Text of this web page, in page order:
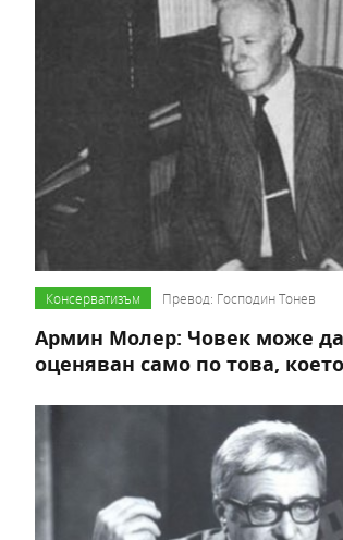
Консерватизъм Превод: Господин Тонев
Армин Молер: Човек може
оценяван само по това,